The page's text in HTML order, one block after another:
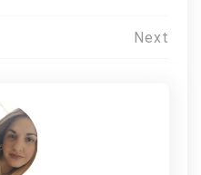
Next